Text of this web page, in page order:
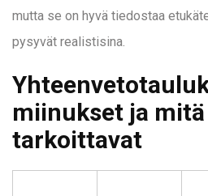
mutta se on hyvä tiedostaa
pysyvät realistisina.
miinukset ja
tarkoittavat